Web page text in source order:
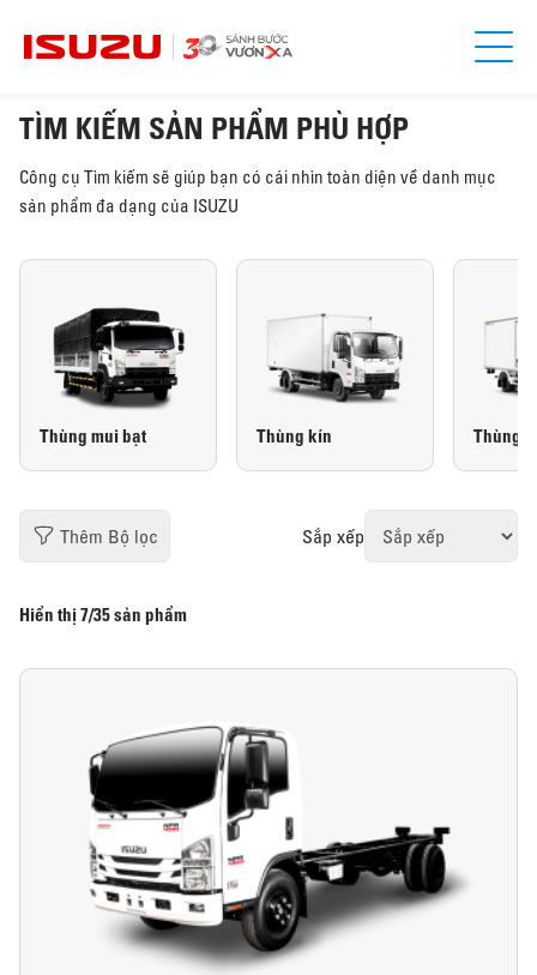
TÌM KIẾM SẢN PHẨM PHÙ HỢP
Công cụ Tìm kiếm sẽ giúp bạn có cái nhìn toàn diện về danh mục
sản phẩm đa dạng của ISUZU
Thùng mui bạt Thùng kín Thùng
Thêm Bộ lọc Sắp xếp
Hiển thị7/35sản phẩm